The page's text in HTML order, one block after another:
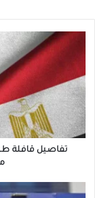
تفاصيل
طبية
مصرية
بتخصصات
نادرة
وخدمات
مجانية
تصل
السودانتفاصيل قافلة